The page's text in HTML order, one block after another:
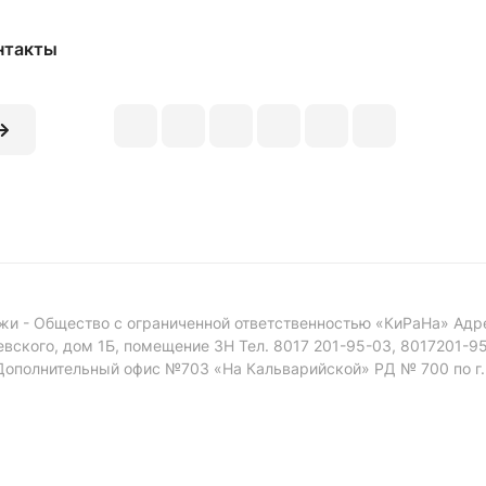
с ограниченной ответственностью «КиРаНа»
дом 1Б, помещение 3Н Тел. 8017 201-95-03, 8017201-
офис №703 «На Кальварийской» РД № 700 по